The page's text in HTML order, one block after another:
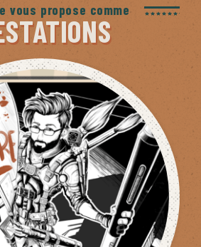
vous propose comme